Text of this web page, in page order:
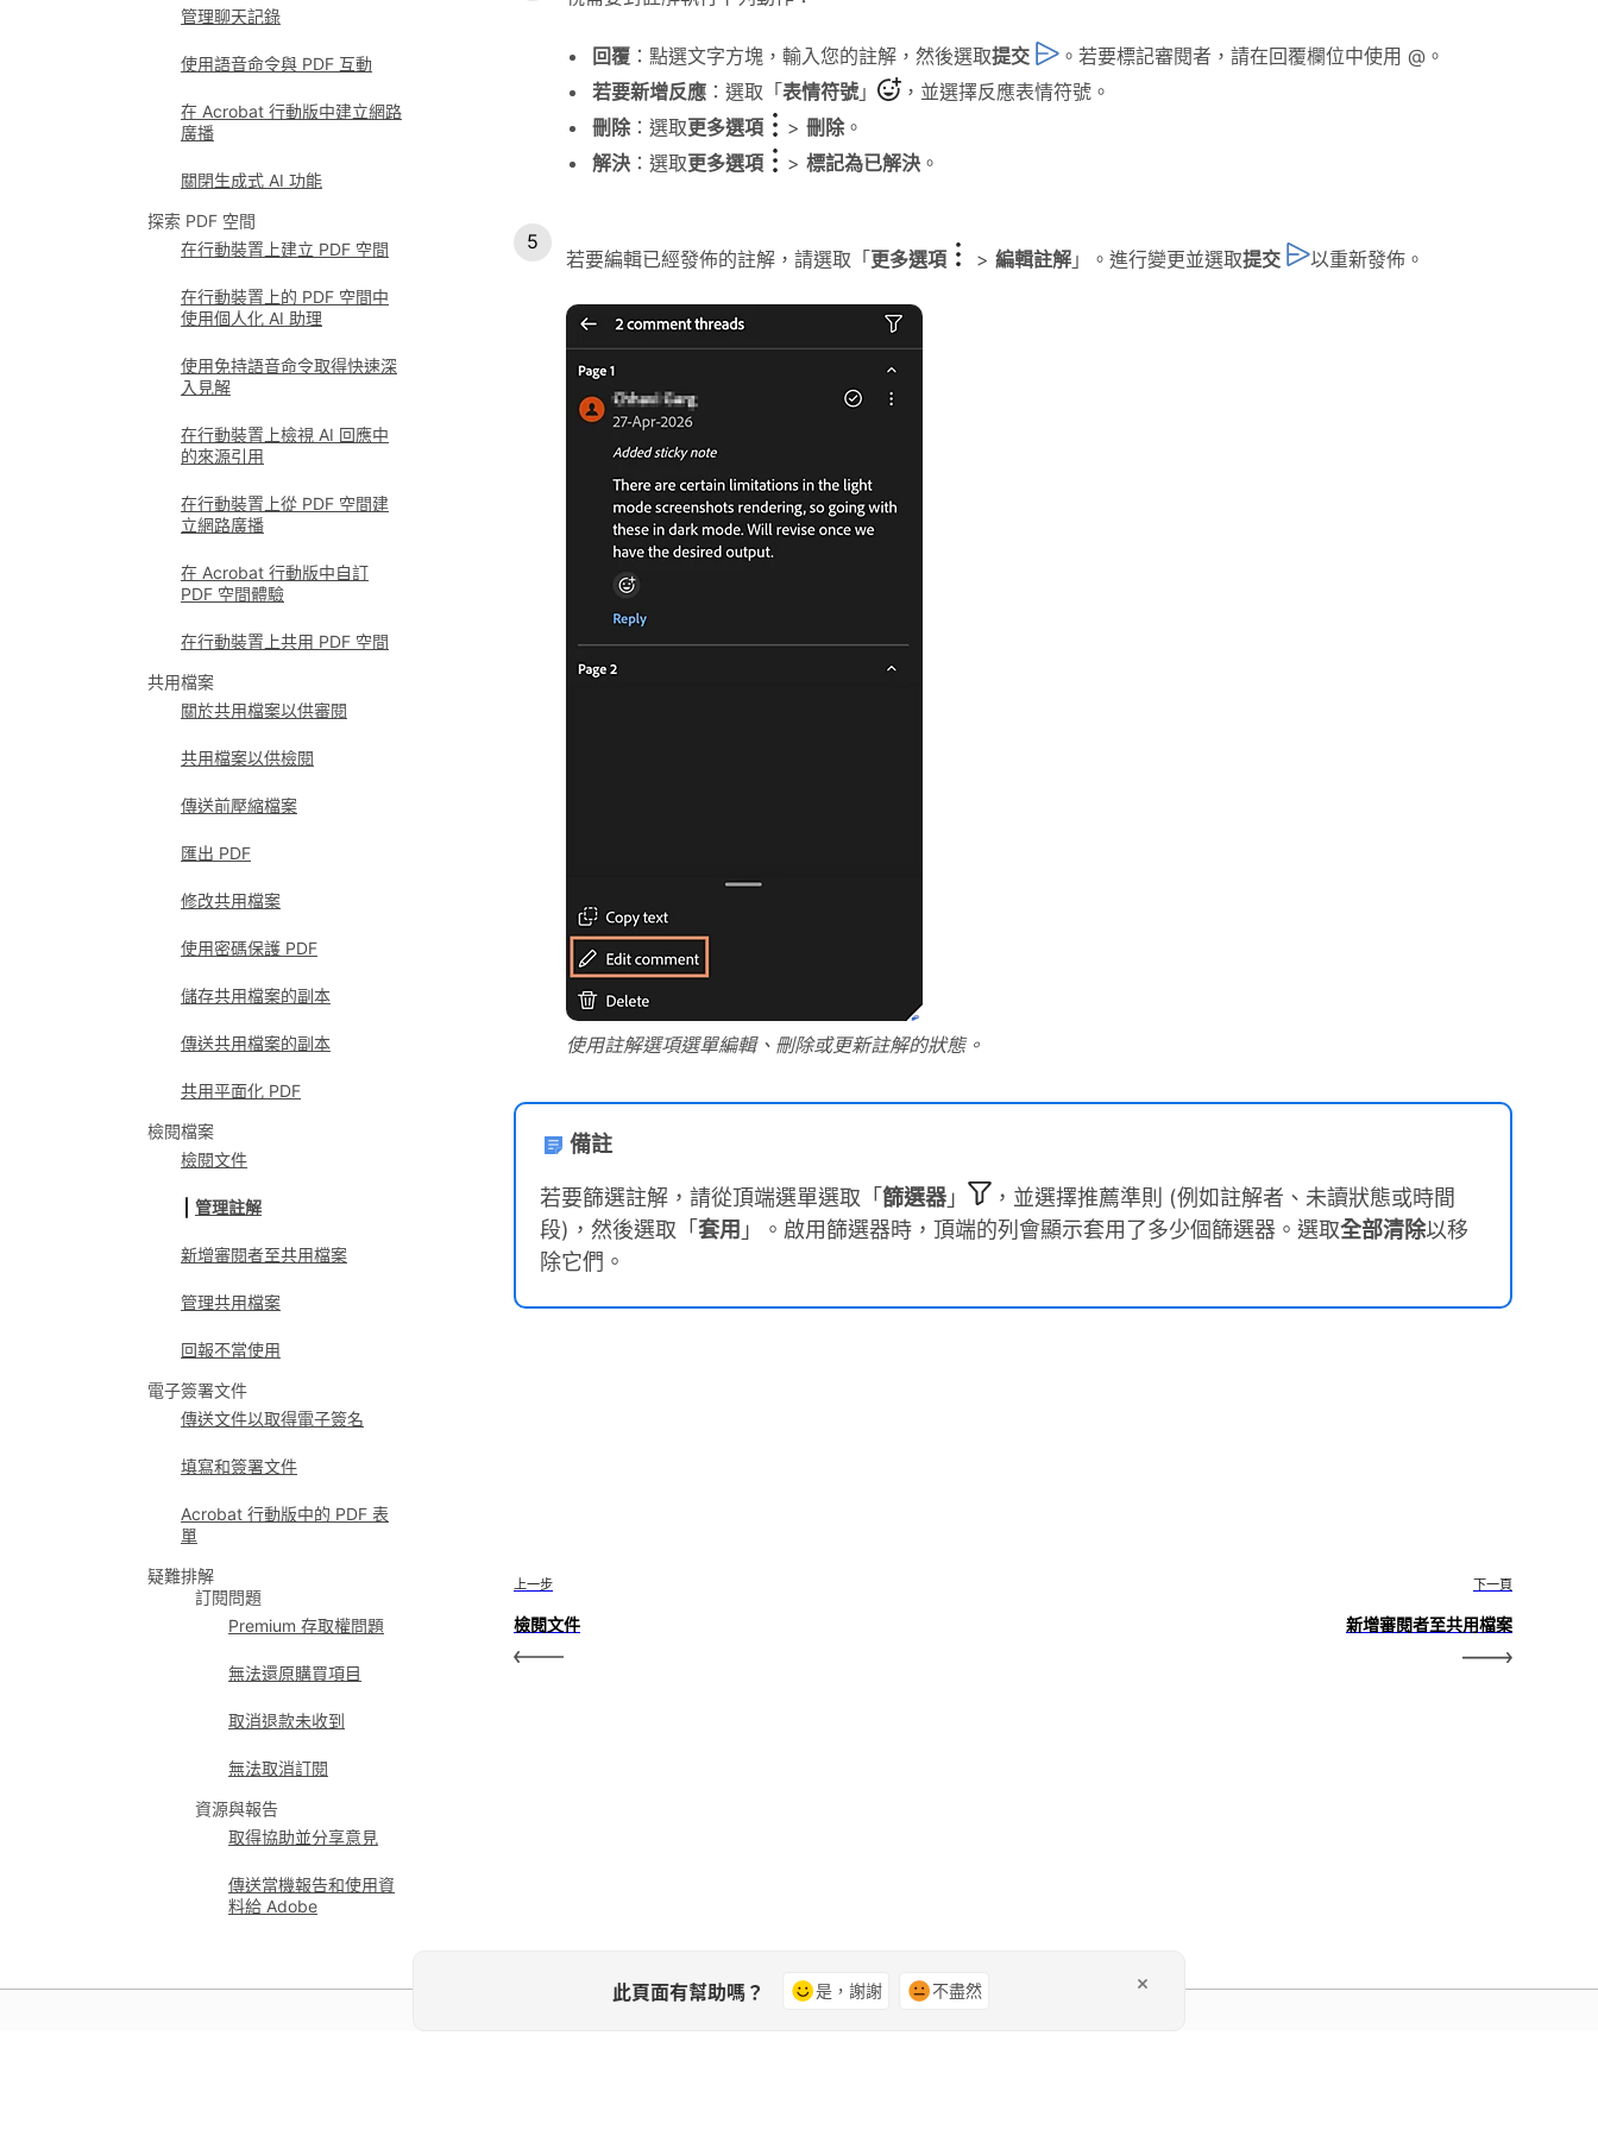
管理聊天記錄
使用語音命令與 PDF 互動
在 Acrobat 行動版中建立網路
廣播
關閉生成式 AI 功能
探索 PDF 空間
在行動裝置上建立 PDF 空間
在行動裝置上的 PDF 空間中
使用個人化 AI 助理
使用免持語音命令取得快速深
入見解
在行動裝置上檢視 AI 回應中
的來源引用
在行動裝置上從 PDF 空間建
立網路廣播
在 Acrobat 行動版中自訂
PDF 空間體驗
在行動裝置上共用 PDF 空間
共用檔案
關於共用檔案以供審閱
共用檔案以供檢閱
傳送前壓縮檔案
匯出 PDF
修改共用檔案
使用密碼保護 PDF
儲存共用檔案的副本
傳送共用檔案的副本
共用平面化 PDF
檢閱檔案
檢閱文件
管理註解
新增審閱者至共用檔案
管理共用檔案
回報不當使用
電子簽署文件
傳送文件以取得電子簽名
填寫和簽署文件
Acrobat 行動版中的 PDF 表
單
疑難排解
訂閱問題
Premium 存取權問題
無法還原購買項目
取消退款未收到
無法取消訂閱
資源與報告
取得協助並分享意見
傳送當機報告和使用資
料給 Adobe
回覆 ：點選文字方塊，輸入您的註解，然後選取提交
。若要標記審閱者，請在回覆欄位中使用 @。
若要新增反應 ：選取「 表情符號 」
，並選擇反應表情符號。
刪除：選取更多選項 > 刪除。
解決 ：選取更多選項 > 標記為已解決 。
若要編輯已經發佈的註解，請選取「 更多選項 > 編輯註解 」。進行變更並選取提交 以重新發佈。
使用註解選項選單編輯、刪除或更新註解的狀態。
備註
若要篩選註解，請從頂端選單選取「 篩選器 」
，並選擇推薦準則 (例如註解者、未讀狀態或時間
段)，然後選取「 套用 」。啟用篩選器時，頂端的列會顯示套用了多少個篩選器。選取全部清除以移
除它們。
此頁面有幫助嗎？ 是，謝謝 不盡然
上一步
檢閱文件
下一頁
新增審閱者至共用檔案